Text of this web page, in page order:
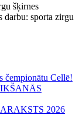
šķirnes
darbu: sporta zirgu
čempionātu Cellē!
2026